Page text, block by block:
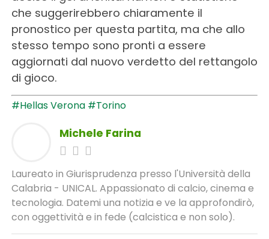
che suggerirebbero chiaramente il
pronostico per questa partita, ma che allo
stesso tempo sono pronti a essere
aggiornati dal nuovo verdetto del rettangolo
di gioco.
#Hellas Verona #Torino
Michele Farina
Laureato in Giurisprudenza presso l'Università della
Calabria - UNICAL. Appassionato di calcio, cinema e
tecnologia. Datemi una notizia e ve la approfondirò,
con oggettività e in fede (calcistica e non solo).